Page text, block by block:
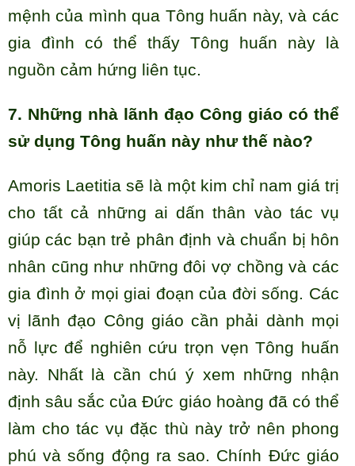
mệnh của mình qua Tông huấn này, và các
gia đình có thể thấy Tông huấn này là
nguồn cảm hứng liên tục.
7. Những nhà lãnh đạo Công giáo có thể
sử dụng Tông huấn này như thế nào?
Amoris Laetitia sẽ là một kim chỉ nam giá trị
cho tất cả những ai dấn thân vào tác vụ
giúp các bạn trẻ phân định và chuẩn bị hôn
nhân cũng như những đôi vợ chồng và các
gia đình ở mọi giai đoạn của đời sống. Các
vị lãnh đạo Công giáo cần phải dành mọi
nỗ lực để nghiên cứu trọn vẹn Tông huấn
này. Nhất là cần chú ý xem những nhận
định sâu sắc của Đức giáo hoàng đã có thể
làm cho tác vụ đặc thù này trở nên phong
phú và sống động ra sao. Chính Đức giáo